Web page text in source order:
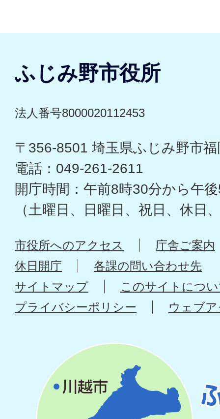
ふじみ野市役所
法人番号8000020112453
〒356-8501 埼玉県ふじみ野市
電話：049-261-2611
開庁時間：午前8時30分から午
（土曜日、日曜日、祝日、休日
市役所へのアクセス
庁舎ご案内
休日開庁
各課の問い合わせ先
サイトマップ
このサイトにつ
プライバシーポリシー
ウェブ